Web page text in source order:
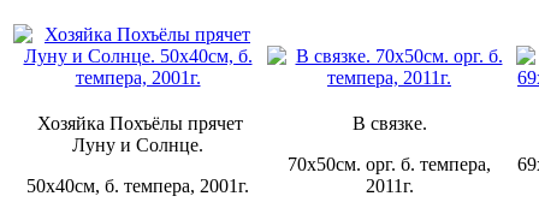
Хозяйка Похъёлы прячет
Луну и Солнце.
50х40см, б. темпера, 2001г.
В связке.
70х50см. орг. б. темпера,
2011г.